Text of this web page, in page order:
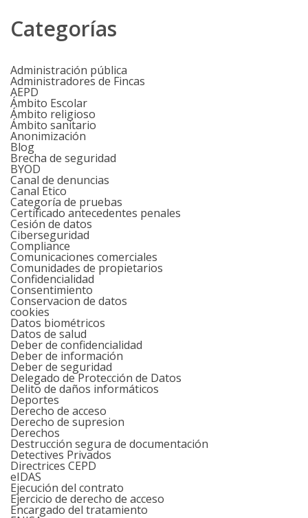
Categorías
Administración pública
Administradores de Fincas
AEPD
Ámbito Escolar
Ámbito religioso
Ámbito sanitario
Anonimización
Blog
Brecha de seguridad
BYOD
Canal de denuncias
Canal Etico
Categoría de pruebas
Certificado antecedentes penales
Cesión de datos
Ciberseguridad
Compliance
Comunicaciones comerciales
Comunidades de propietarios
Confidencialidad
Consentimiento
Conservacion de datos
cookies
Datos biométricos
Datos de salud
Deber de confidencialidad
Deber de información
Deber de seguridad
Delegado de Protección de Datos
Delito de daños informáticos
Deportes
Derecho de acceso
Derecho de supresion
Derechos
Destrucción segura de documentación
Detectives Privados
Directrices CEPD
eIDAS
Ejecución del contrato
Ejercicio de derecho de acceso
Encargado del tratamiento